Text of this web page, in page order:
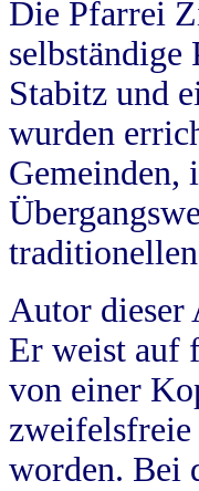
Die Pfarrei
Stabitz und
wurden
Gemeinden,
Autor dieser
Er weist auf
von einer
worden. Bei